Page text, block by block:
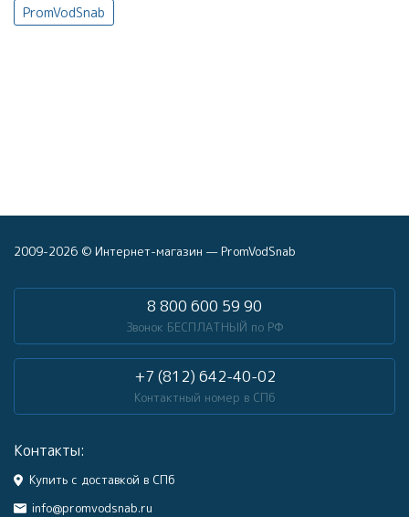
PromVodSnab
2009-2026 © Интернет-магазин — PromVodSnab
8 800 600 59 90
Звонок БЕСПЛАТНЫЙ по РФ
+7 (812) 642-40-02
Контактный номер в СПб
Контакты:
Купить с доставкой в СПб
info@promvodsnab.ru